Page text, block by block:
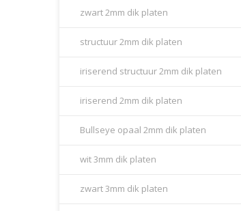
zwart 2mm dik platen
structuur 2mm dik platen
iriserend structuur 2mm dik platen
iriserend 2mm dik platen
Bullseye opaal 2mm dik platen
wit 3mm dik platen
zwart 3mm dik platen